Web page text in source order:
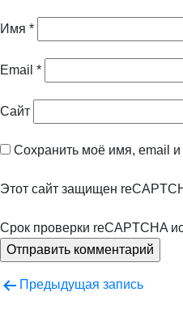
Имя *
Email *
Сайт
Сохранить моё имя, email
Этот сайт защищен
Срок проверки reCAPTCHA
Навигация
Предыдущая запись